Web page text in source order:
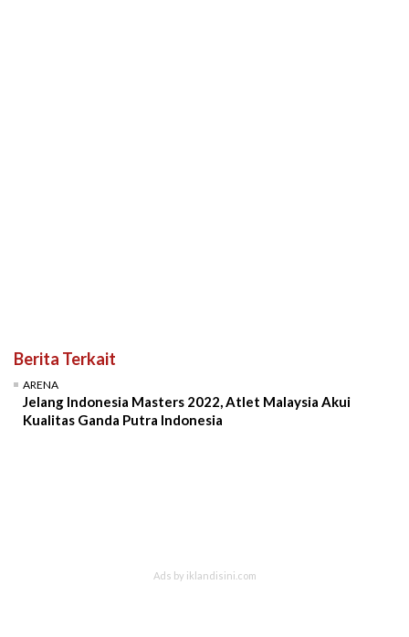
Berita Terkait
ARENA
Jelang Indonesia Masters 2022, Atlet Malaysia Akui
Kualitas Ganda Putra Indonesia